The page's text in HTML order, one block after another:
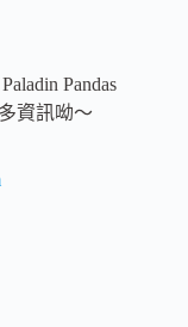
Pandas
資訊呦～